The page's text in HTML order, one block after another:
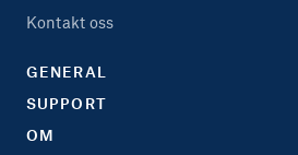
Kontakt oss
GENERAL
SUPPORT
OM